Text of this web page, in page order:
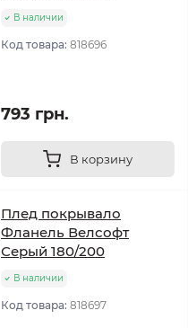
В наличии
Код товара: 818696
793 грн.
В корзину
Плед покрывало
Фланель Велсофт
Серый 180/200
В наличии
Код товара: 818697